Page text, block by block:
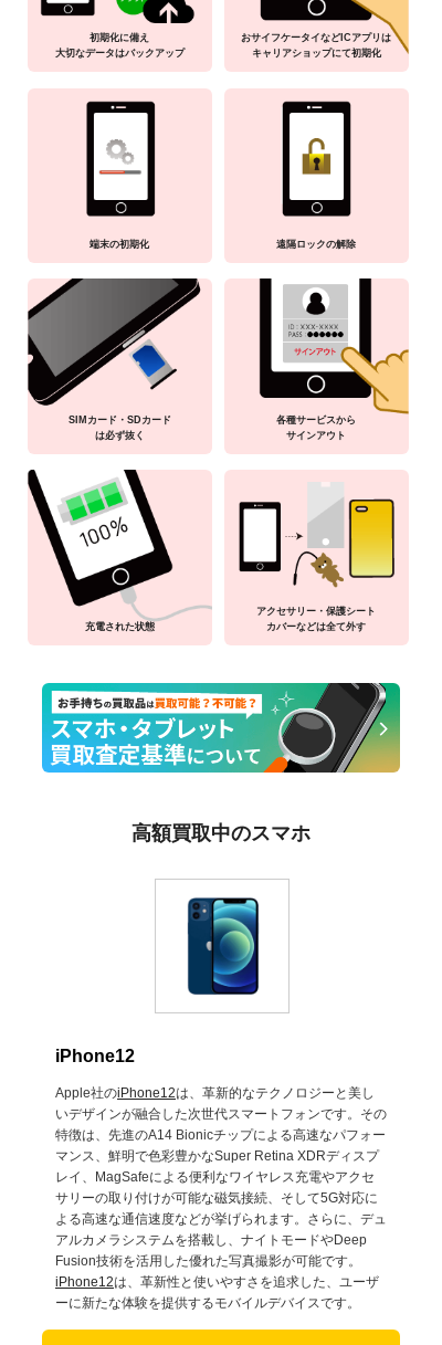
初期化に備え
大切なデータはバックアップ
おサイフケータイなどICアプリは
キャリアショップにて初期化
端末の初期化 遠隔ロックの解除
SIMカード・SDカード
は必ず抜く
各種サービスから
サインアウト
充電された状態
アクセサリー・保護シート
カバーなどは全て外す
高額買取中のスマホ
iPhone12
Apple社のiPhone12は、革新的なテクノロジーと美し
いデザインが融合した次世代スマートフォンです。その
特徴は、先進のA14 Bionicチップによる高速なパフォー
マンス、鮮明で色彩豊かなSuper Retina XDRディスプ
レイ、MagSafeによる便利なワイヤレス充電やアクセ
サリーの取り付けが可能な磁気接続、そして5G対応に
よる高速な通信速度などが挙げられます。さらに、デュ
アルカメラシステムを搭載し、ナイトモードやDeep
Fusion技術を活用した優れた写真撮影が可能です。
iPhone12は、革新性と使いやすさを追求した、ユーザ
ーに新たな体験を提供するモバイルデバイスです。